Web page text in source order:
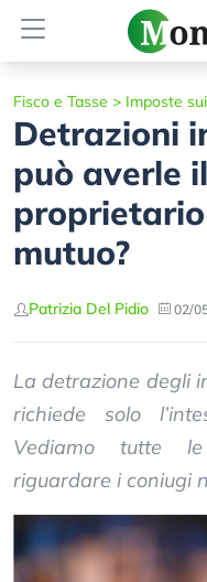
Fisco e Tasse > Imposte
Detrazioni
può averle
mutuo?
Patrizia Del Pidio 02/
La detrazione degli
richiede solo
Vediamo tutte
riguardare i coniugi